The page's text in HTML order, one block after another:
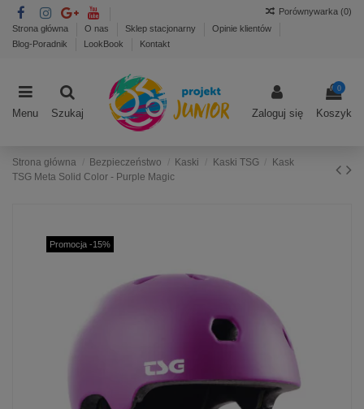
Strona główna O nas Sklep stacjonarny
Opinie klientów
Blog-Poradnik
LookBook Kontakt
Porównywarka (0)
Menu Szukaj Zaloguj się
0
Koszyk
Strona główna Bezpieczeństwo Kaski Kaski TSG
Kask
TSG Meta Solid Color - Purple Magic
Promocja -15%